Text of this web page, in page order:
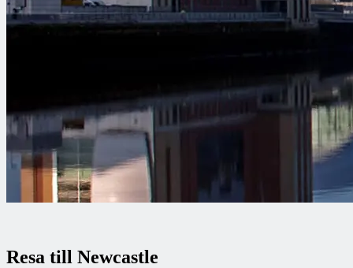
Resa till Newcastle